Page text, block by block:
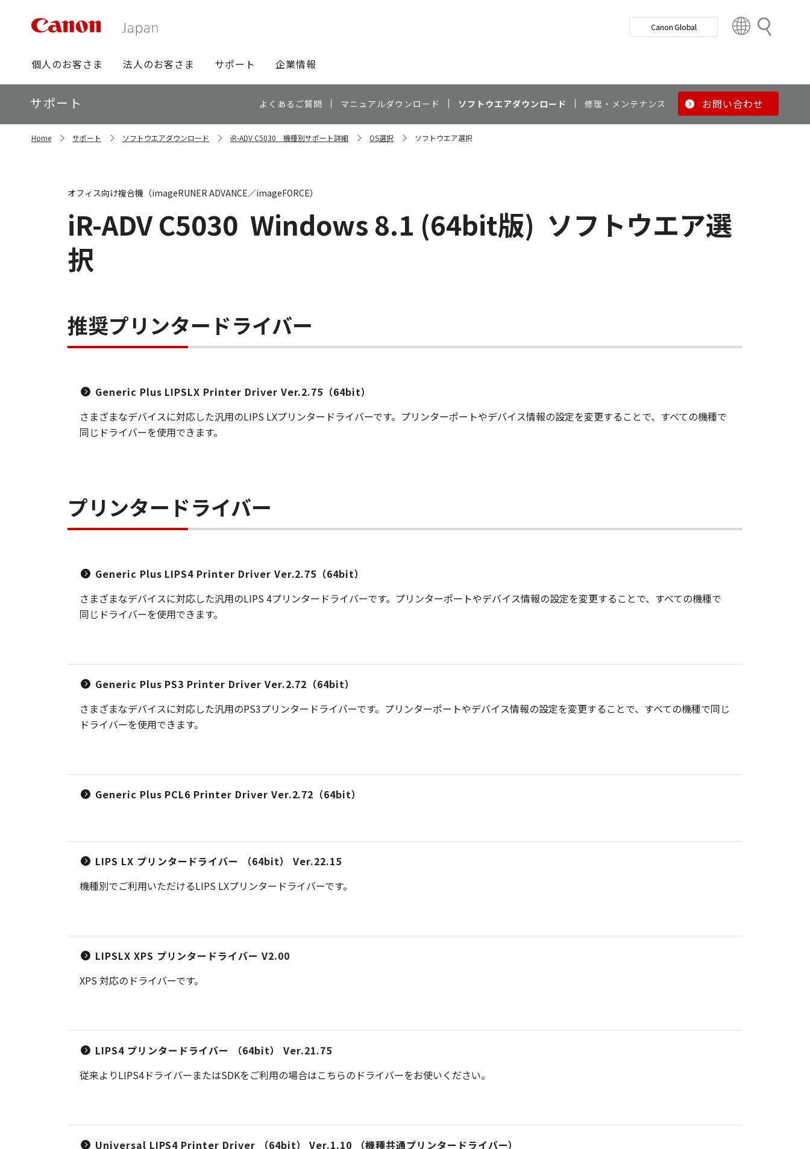
検
グ
ロ
ー
バ
ビ
個人のお客さま 法人のお客さま サポート 企業情報
Canon Global
t
y
ロ
ー
カ
ル
サポート よくあるご質問 マニュアルダウンロード ソフトウエアダウンロード 修理・メンテナンス お問い合わせ
Home サポート ソフトウエアダウンロード iR-ADV C5030 機種別サポート詳細 OS選択 ソフトウエア選択
iR-ADV C5030 Windows 8.1 (64bit版) ソフトウエア選
択
オフィス向け複合機（imageRUNER ADVANCE／imageFORCE）
推奨プリンタードライバー
Generic Plus LIPSLX Printer Driver Ver.2.75（64bit）
さまざまなデバイスに対応した汎用のLIPS LXプリンタードライバーです。プリンターポートやデバイス情報の設定を変更することで、すべての機種で
同じドライバーを使用できます。
プリンタードライバー
Generic Plus LIPS4 Printer Driver Ver.2.75（64bit）
さまざまなデバイスに対応した汎用のLIPS 4プリンタードライバーです。プリンターポートやデバイス情報の設定を変更することで、すべての機種で
同じドライバーを使用できます。
Generic Plus PS3 Printer Driver Ver.2.72（64bit）
さまざまなデバイスに対応した汎用のPS3プリンタードライバーです。プリンターポートやデバイス情報の設定を変更することで、すべての機種で同じ
ドライバーを使用できます。
Generic Plus PCL6 Printer Driver Ver.2.72（64bit）
LIPS LX プリンタードライバー （64bit） Ver.22.15
機種別でご利用いただけるLIPS LXプリンタードライバーです。
LIPSLX XPS プリンタードライバー V2.00
XPS 対応のドライバーです。
LIPS4 プリンタードライバー （64bit） Ver.21.75
従来よりLIPS4ドライバーまたはSDKをご利用の場合はこちらのドライバーをお使いください。
Universal LIPS4 Printer Driver （64bit） Ver.1.10 （機種共通プリンタードライバー）